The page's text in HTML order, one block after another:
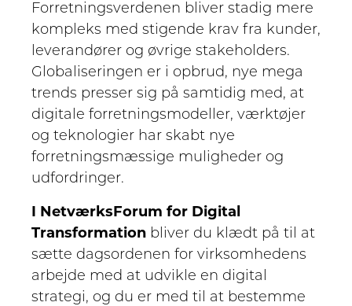
Forretningsverdenen bliver stadig mere
kompleks med stigende krav fra kunder,
leverandører og øvrige stakeholders.
Globaliseringen er i opbrud, nye mega
trends presser sig på samtidig med, at
digitale forretningsmodeller, værktøjer
og teknologier har skabt nye
forretningsmæssige muligheder og
udfordringer.
I NetværksForum for Digital
Transformation bliver du klædt på til at
sætte dagsordenen for virksomhedens
arbejde med at udvikle en digital
strategi, og du er med til at bestemme